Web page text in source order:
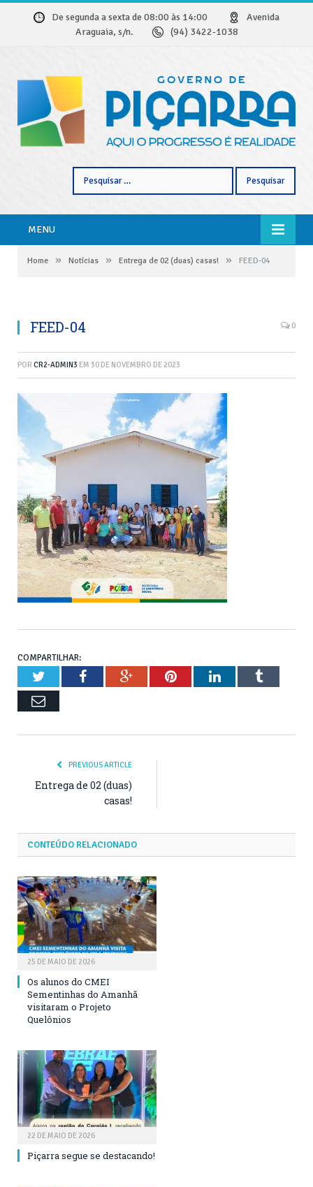
De segunda a sexta de 08:00 às 14:00
Avenida
Araguaia, s/n.
(94) 3422-1038
MENU
Home » Notícias » Entrega de 02 (duas) casas! » FEED-04
FEED-04 0
POR CR2-ADMIN3 EM 30 DE NOVEMBRO DE 2023
COMPARTILHAR:
TwitterFacebookGoogle+PinterestLinkedInTumblr
Email
PREVIOUS ARTICLE
Entrega de 02 (duas)
casas!
CONTEÚDO RELACIONADO
25 DE MAIO DE 2026
Os alunos do CMEI
Sementinhas do Amanhã
visitaram o Projeto
Quelônios
22 DE MAIO DE 2026
Piçarra segue se destacando!